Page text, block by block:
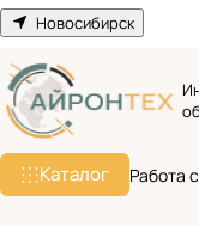
Новосибирск
Каталог Работа